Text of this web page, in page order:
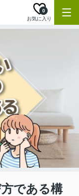
お気に入り
0
である構